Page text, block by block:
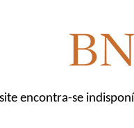
encontra-se